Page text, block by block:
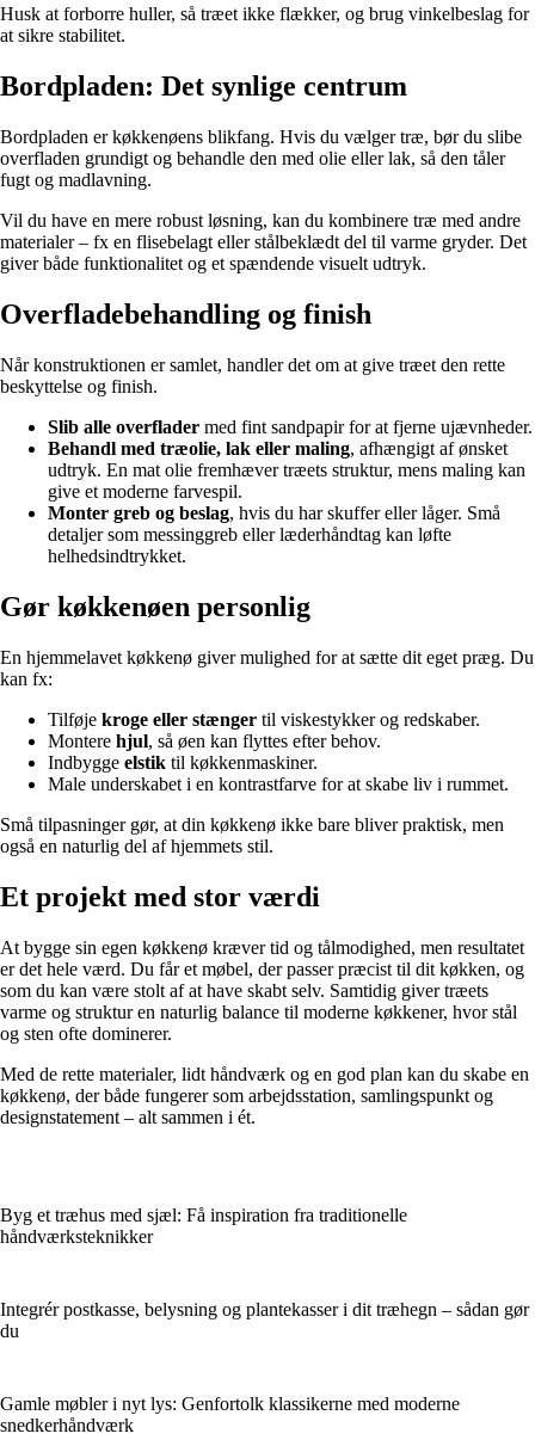
Husk at forborre huller, så træet ikke flækker, og brug vinkelbeslag for
at sikre stabilitet.
Bordpladen: Det synlige centrum
Bordpladen er køkkenøens blikfang. Hvis du vælger træ, bør du slibe
overfladen grundigt og behandle den med olie eller lak, så den tåler
fugt og madlavning.
Vil du have en mere robust løsning, kan du kombinere træ med andre
materialer – fx en flisebelagt eller stålbeklædt del til varme gryder. Det
giver både funktionalitet og et spændende visuelt udtryk.
Overfladebehandling og finish
Når konstruktionen er samlet, handler det om at give træet den rette
beskyttelse og finish.
Slib alle overflader med fint sandpapir for at fjerne ujævnheder.
Behandl med træolie, lak eller maling, afhængigt af ønsket
udtryk. En mat olie fremhæver træets struktur, mens maling kan
give et moderne farvespil.
Monter greb og beslag, hvis du har skuffer eller låger. Små
detaljer som messinggreb eller læderhåndtag kan løfte
helhedsindtrykket.
Gør køkkenøen personlig
En hjemmelavet køkkenø giver mulighed for at sætte dit eget præg. Du
kan fx:
Tilføje kroge eller stænger til viskestykker og redskaber.
Montere hjul, så øen kan flyttes efter behov.
Indbygge elstik til køkkenmaskiner.
Male underskabet i en kontrastfarve for at skabe liv i rummet.
Små tilpasninger gør, at din køkkenø ikke bare bliver praktisk, men
også en naturlig del af hjemmets stil.
Et projekt med stor værdi
At bygge sin egen køkkenø kræver tid og tålmodighed, men resultatet
er det hele værd. Du får et møbel, der passer præcist til dit køkken, og
som du kan være stolt af at have skabt selv. Samtidig giver træets
varme og struktur en naturlig balance til moderne køkkener, hvor stål
og sten ofte dominerer.
Med de rette materialer, lidt håndværk og en god plan kan du skabe en
køkkenø, der både fungerer som arbejdsstation, samlingspunkt og
designstatement – alt sammen i ét.
Byg et træhus med sjæl: Få inspiration fra traditionelle
håndværksteknikker
Integrér postkasse, belysning og plantekasser i dit træhegn – sådan gør
du
Gamle møbler i nyt lys: Genfortolk klassikerne med moderne
snedkerhåndværk